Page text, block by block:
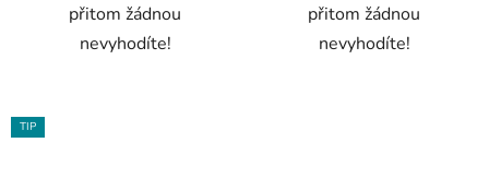
přitom žádnou
nevyhodíte!
přitom žádnou
nevyhodíte!
TIP